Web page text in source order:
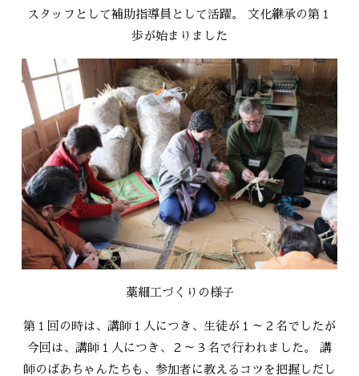
スタッフとして補助指導員として活躍。 文化継承の第１
歩が始まりました
藁細工づくりの様子
第１回の時は、講師１人につき、生徒が１～２名でしたが
今回は、講師１人につき、２～３名で行われました。 講
師のばあちゃんたちも、参加者に教えるコツを把握しだし